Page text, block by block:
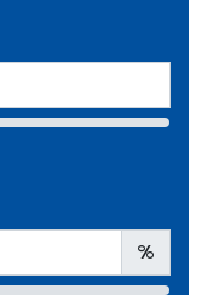
%